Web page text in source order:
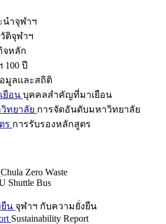
นำจุฬาฯ
ติจุฬาฯ
จหลัก
100 ปี
มูลและสถิติ
ยือน บุคคลสำคัญที่มาเยือน
ทยาลัย การจัดอันดับมหาวิทยาลัย
ร การรับรองหลักสูตร
Chula Zero Waste
Shuttle Bus
ยืน จุฬาฯ กับความยั่งยืน
Sustainability Report